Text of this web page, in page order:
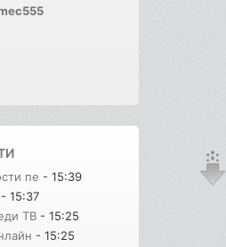
пе - 15:39
- 15:37
ТВ - 15:25
- 15:25